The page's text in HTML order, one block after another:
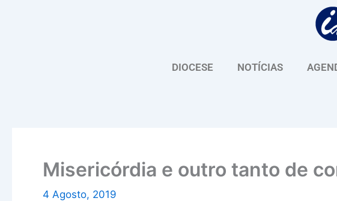
DIOCESE NOTÍCIAS
Misericórdia e outro tanto de
4 Agosto, 2019